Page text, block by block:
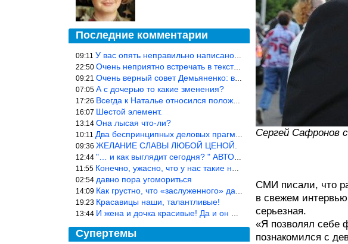
Последние комментарии
09:11 У вас опять неправильно написано. Первым мужем Гузеевой был Илья
22:50 Очень неприятно встречать в текстах откровенное враньё… Конкретн
09:21 Очень верный совет Демьяненко: в этой среде надо либо иметь зубы
07:05 А с дочерью то какие зменения?
17:26 Всегда к Наталье относился положительно… Время покажет, что буде
16:07 Шестой элемент.
13:14 Она лысая что-ли?
10:11 Два беспринципных деловых прагматика нашли друг друга и «остепен
09:36 ЖЕЛАНИЕ СЛАВЫ ЛЮБОЙ ЦЕНОЙ.
12:44 "… и как выглядит сегодня? " АВТОР, РЕДАКТОР — ВЫ ЧТО
11:55 Конечно, ужасно, что у нас такие недалёкие и прямые люди… Как мо
02:54 давно пора угомориться
14:09 Как грустно, что «заслуженного» дают не заслуженно, а (чаще) по-
19:23 Красавицы наши, талантливые!
13:44 И жена и дочка красивые! Да и он настоящий мужик!
Супертемы
Сергей Сафронов
СМИ писали, что
в свежем
серьезная.
«Я позволял себе
познакомился с